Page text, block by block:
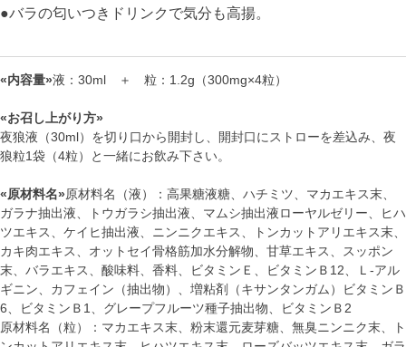
●バラの匂いつきドリンクで気分も高揚。
«内容量»液：30ml ＋ 粒：1.2g（300mg×4粒）
«お召し上がり方»
夜狼液（30ml）を切り口から開封し、開封口にストローを差込み、夜
狼粒1袋（4粒）と一緒にお飲み下さい。
«原材料名»原材料名（液）：高果糖液糖、ハチミツ、マカエキス末、
ガラナ抽出液、トウガラシ抽出液、マムシ抽出液ローヤルゼリー、ヒハ
ツエキス、ケイヒ抽出液、ニンニクエキス、トンカットアリエキス末、
カキ肉エキス、オットセイ骨格筋加水分解物、甘草エキス、スッポン
末、バラエキス、酸味料、香料、ビタミンＥ、ビタミンＢ12、Ｌ-アル
ギニン、カフェイン（抽出物）、増粘剤（キサンタンガム）ビタミンＢ
6、ビタミンＢ1、グレープフルーツ種子抽出物、ビタミンＢ2
原材料名（粒）：マカエキス末、粉末還元麦芽糖、無臭ニンニク末、ト